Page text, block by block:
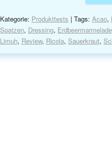
Kategorie: Produkttests | Tags: Acao,
Spatzen, Dressing, Erdbeermarmelade
Limuh, Review, Ricola, Sauerkraut,